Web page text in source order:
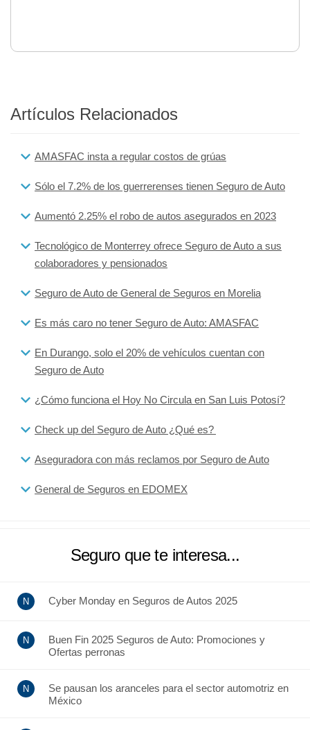
Artículos Relacionados
AMASFAC insta a regular costos de grúas
Sólo el 7.2% de los guerrerenses tienen Seguro de Auto
Aumentó 2.25% el robo de autos asegurados en 2023
Tecnológico de Monterrey ofrece Seguro de Auto a sus
colaboradores y pensionados
Seguro de Auto de General de Seguros en Morelia
Es más caro no tener Seguro de Auto: AMASFAC
En Durango, solo el 20% de vehículos cuentan con
Seguro de Auto
¿Cómo funciona el Hoy No Circula en San Luis Potosí?
Check up del Seguro de Auto ¿Qué es?
Aseguradora con más reclamos por Seguro de Auto
General de Seguros en EDOMEX
Seguro que te interesa...
Cyber Monday en Seguros de Autos 2025
Buen Fin 2025 Seguros de Auto: Promociones y
Ofertas perronas
Se pausan los aranceles para el sector automotriz en
México